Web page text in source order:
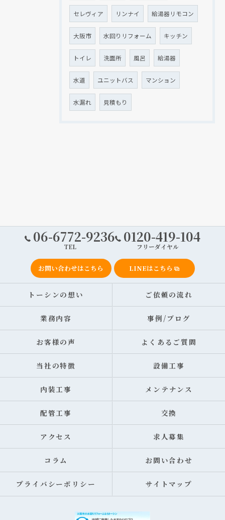
セレヴィア リンナイ 給湯器リモコン
大阪市 水回りリフォーム キッチン
トイレ 洗面所 風呂 給湯器
水道 ユニットバス マンション
水漏れ 見積もり
06-6772-9236
TEL
0120-419-104
フリーダイヤル
お問い合わせはこちら LINEはこちら
トーシンの想い ご依頼の流れ
業務内容 事例/ブログ
お客様の声 よくあるご質問
当社の特徴 設備工事
内装工事 メンテナンス
配管工事 交換
アクセス 求人募集
コラム お問い合わせ
プライバシーポリシー サイトマップ